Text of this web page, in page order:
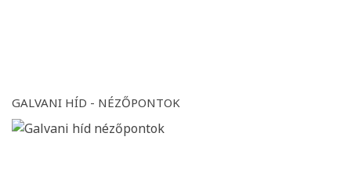
GALVANI HÍD - NÉZŐPONTOK